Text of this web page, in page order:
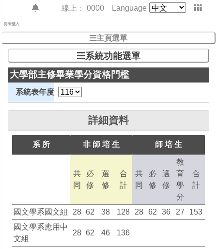
尚未登入
主頁選單
Language
線上： 0000
系統功能選單
大學部主修畢業學分資格門檻
系統表年度
詳細資料
系 所 非 師 培 生 師 培 生
共
同
必
修
選
修
合
計
共
同
必
修
選
修
教
育
學
分
合
計
國文學系國文組 28 62 38 128 28 62 36 27
153
國文學系應用中
文組
28 62 46 136